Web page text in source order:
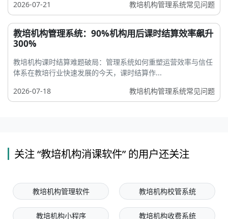
2026-07-21
教培机构管理系统常见问题
教培机构管理系统：90%机构用后课时结算效率飙升
300%
教培机构课时结算难题破局：管理系统如何重塑运营效率与信任
体系在教培行业快速发展的今天，课时结算作...
2026-07-18
教培机构管理系统常见问题
关注 “教培机构消课软件” 的用户还关注
教培机构管理软件 教培机构校管系统
教培机构小程序 教培机构收费系统